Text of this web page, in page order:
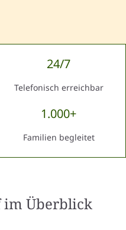
24/7
Telefonisch erreichbar
1.000+
Familien begleitet
im Überblick